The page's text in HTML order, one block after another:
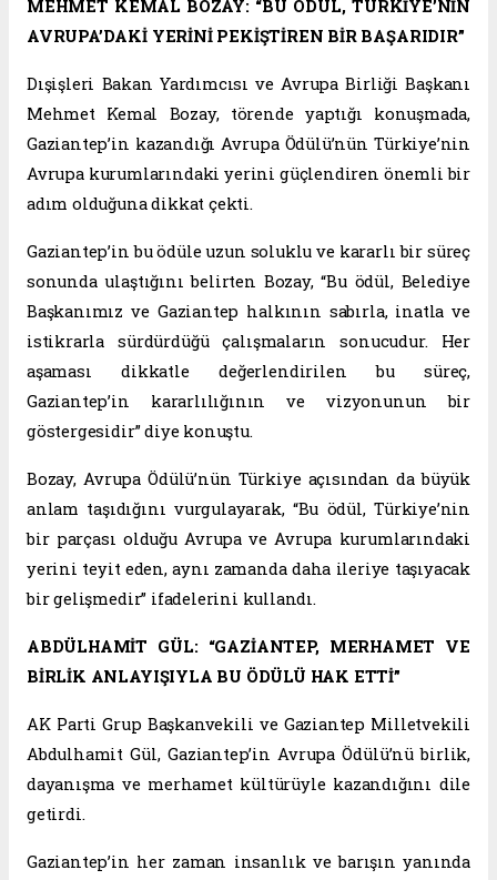
MEHMET KEMAL BOZAY: “BU ÖDÜL, TÜRKİYE’NİN
AVRUPA’DAKİ YERİNİ PEKİŞTİREN BİR BAŞARIDIR”
Dışişleri Bakan Yardımcısı ve Avrupa Birliği Başkanı
Mehmet Kemal Bozay, törende yaptığı konuşmada,
Gaziantep’in kazandığı Avrupa Ödülü’nün Türkiye’nin
Avrupa kurumlarındaki yerini güçlendiren önemli bir
adım olduğuna dikkat çekti.
Gaziantep’in bu ödüle uzun soluklu ve kararlı bir süreç
sonunda ulaştığını belirten Bozay, “Bu ödül, Belediye
Başkanımız ve Gaziantep halkının sabırla, inatla ve
istikrarla sürdürdüğü çalışmaların sonucudur. Her
aşaması dikkatle değerlendirilen bu süreç,
Gaziantep’in kararlılığının ve vizyonunun bir
göstergesidir” diye konuştu.
Bozay, Avrupa Ödülü’nün Türkiye açısından da büyük
anlam taşıdığını vurgulayarak, “Bu ödül, Türkiye’nin
bir parçası olduğu Avrupa ve Avrupa kurumlarındaki
yerini teyit eden, aynı zamanda daha ileriye taşıyacak
bir gelişmedir” ifadelerini kullandı.
ABDÜLHAMİT GÜL: “GAZİANTEP, MERHAMET VE
BİRLİK ANLAYIŞIYLA BU ÖDÜLÜ HAK ETTİ”
AK Parti Grup Başkanvekili ve Gaziantep Milletvekili
Abdulhamit Gül, Gaziantep’in Avrupa Ödülü’nü birlik,
dayanışma ve merhamet kültürüyle kazandığını dile
getirdi.
Gaziantep’in her zaman insanlık ve barışın yanında